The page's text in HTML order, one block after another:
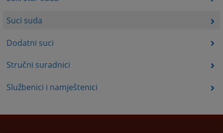
Suci suda
Dodatni suci
Stručni suradnici
Službenici i namještenici